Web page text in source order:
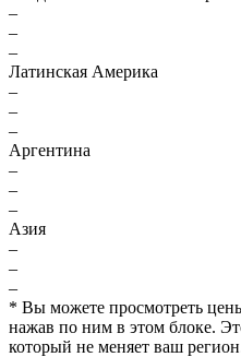
–
–
–
Латинская Америка
–
–
–
Аргентина
–
–
–
Азия
–
–
–
* Вы можете просмотреть
нажав по ним в этом блоке.
который не меняет ваш